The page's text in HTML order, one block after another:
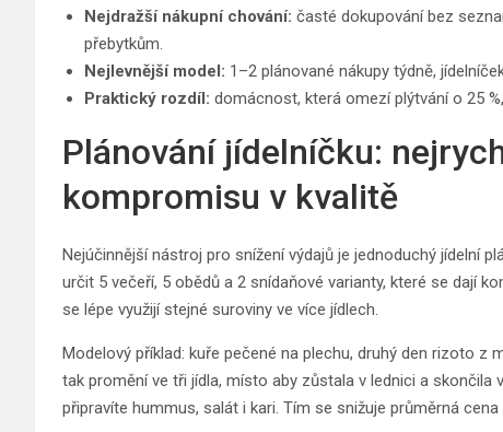
Nejdražší nákupní chování: časté dokupování bez
přebytkům.
Nejlevnější model: 1–2 plánované nákupy týdně,
Praktický rozdíl: domácnost, která omezí plýtvání o 25
Plánování jídelníčku:
kompromisu v kvalitě
Nejúčinnější nástroj pro snížení výdajů je jednoduchý jídelní
určit 5 večeří, 5 obědů a 2 snídaňové varianty, které se dají
se lépe využijí stejné suroviny ve více jídlech.
Modelový příklad: kuře pečené na plechu, druhý den rizoto z
tak promění ve tři jídla, místo aby zůstala v lednici a skončila
připravíte hummus, salát i kari. Tím se snižuje průměrná